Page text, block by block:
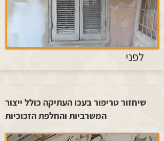
לפני
שיחזור טריפור בעכו העתיקה כולל ייצור
המשרביות והחלפת הזכוכיות